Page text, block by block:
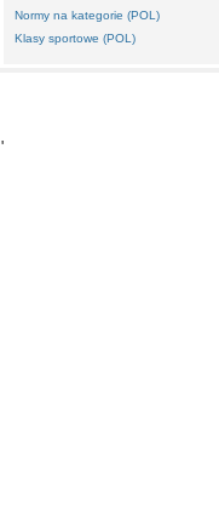
Normy na kategorie (POL)
Klasy sportowe (POL)
'